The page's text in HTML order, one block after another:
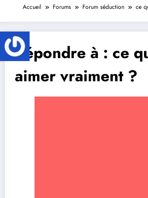
Accueil Forums Forum séduction ce
Répondre à : ce
aimer vraiment ?